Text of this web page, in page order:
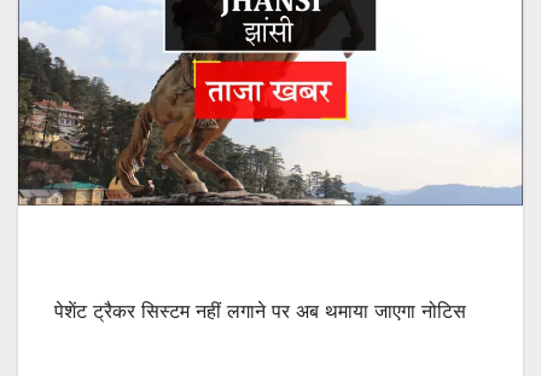
पेशेंट ट्रैकर सिस्टम नहीं लगाने पर अब थमाया जाएगा नोटिस